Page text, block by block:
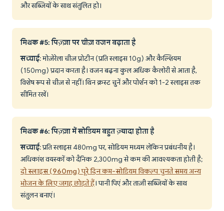
और सब्जियों के साथ संतुलित हो।
मिथक #5: पिज़्ज़ा पर चीज़ वजन बढ़ाता है
सच्चाई: मोज़ेरेला चीज़ प्रोटीन (प्रति स्लाइस 10g) और कैल्शियम
(150mg) प्रदान करता है। वजन बढ़ना कुल अधिक कैलोरी से आता है,
विशेष रूप से चीज़ से नहीं। थिन क्रस्ट चुनें और पोर्शन को 1-2 स्लाइस तक
सीमित रखें।
मिथक #6: पिज़्ज़ा में सोडियम बहुत ज़्यादा होता है
सच्चाई: प्रति स्लाइस 480mg पर, सोडियम मध्यम लेकिन प्रबंधनीय है।
अधिकांश वयस्कों को दैनिक 2,300mg से कम की आवश्यकता होती है;
दो स्लाइस (960mg) पूरे दिन कम-सोडियम विकल्प चुनते समय अन्य
भोजन के लिए जगह छोड़ते हैं। पानी पिएं और ताज़ी सब्जियों के साथ
संतुलन बनाएं।